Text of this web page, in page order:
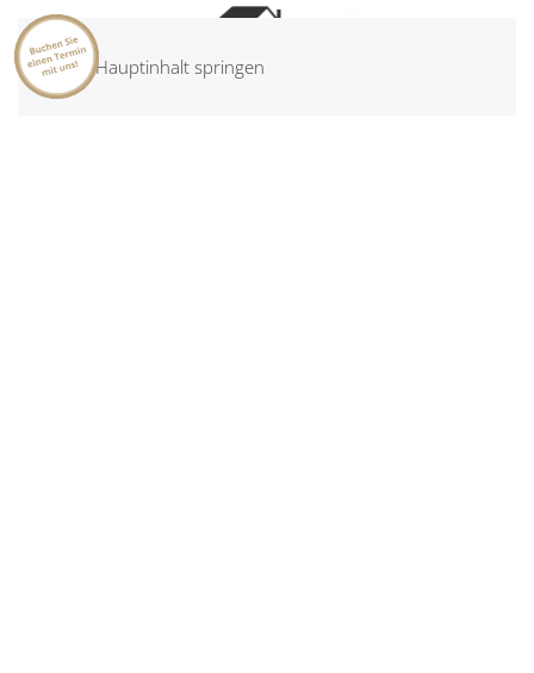
Zum Hauptinhalt springen